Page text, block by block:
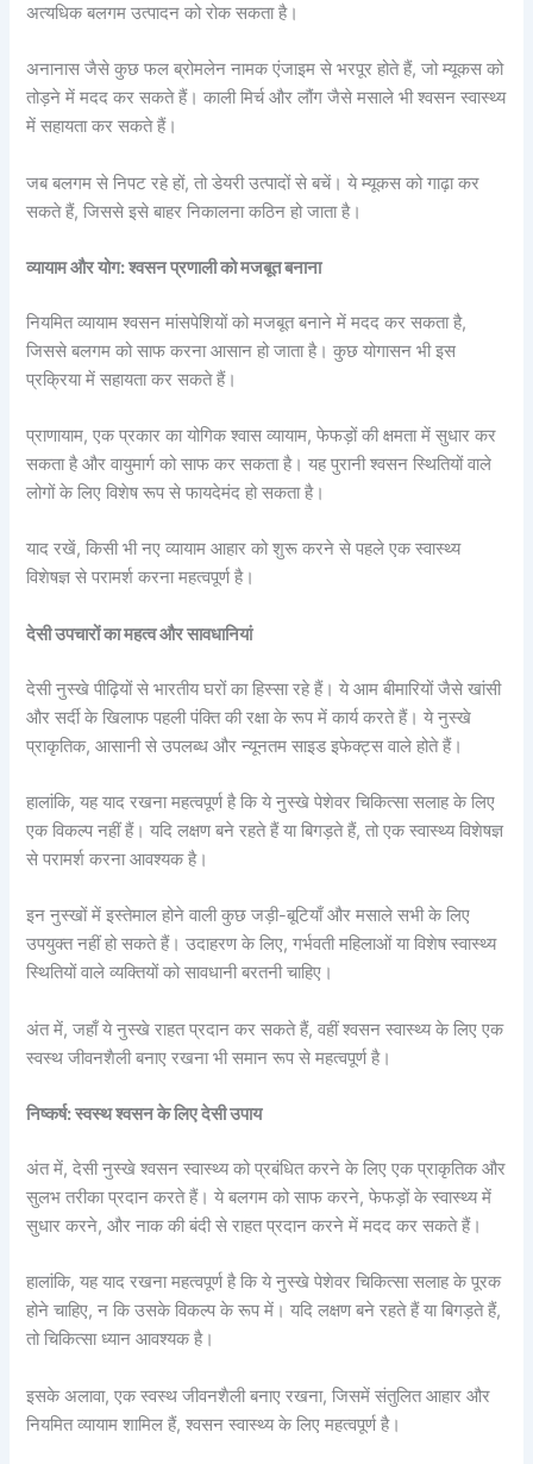
अत्यधिक बलगम उत्पादन को रोक सकता है।
अनानास जैसे कुछ फल ब्रोमलेन नामक एंजाइम से भरपूर होते हैं, जो म्यूकस को
तोड़ने में मदद कर सकते हैं। काली मिर्च और लौंग जैसे मसाले भी श्वसन स्वास्थ्य
में सहायता कर सकते हैं।
जब बलगम से निपट रहे हों, तो डेयरी उत्पादों से बचें। ये म्यूकस को गाढ़ा कर
सकते हैं, जिससे इसे बाहर निकालना कठिन हो जाता है।
व्यायाम और योग: श्वसन प्रणाली को मजबूत बनाना
नियमित व्यायाम श्वसन मांसपेशियों को मजबूत बनाने में मदद कर सकता है,
जिससे बलगम को साफ करना आसान हो जाता है। कुछ योगासन भी इस
प्रक्रिया में सहायता कर सकते हैं।
प्राणायाम, एक प्रकार का योगिक श्वास व्यायाम, फेफड़ों की क्षमता में सुधार कर
सकता है और वायुमार्ग को साफ कर सकता है। यह पुरानी श्वसन स्थितियों वाले
लोगों के लिए विशेष रूप से फायदेमंद हो सकता है।
याद रखें, किसी भी नए व्यायाम आहार को शुरू करने से पहले एक स्वास्थ्य
विशेषज्ञ से परामर्श करना महत्वपूर्ण है।
देसी उपचारों का महत्व और सावधानियां
देसी नुस्खे पीढ़ियों से भारतीय घरों का हिस्सा रहे हैं। ये आम बीमारियों जैसे खांसी
और सर्दी के खिलाफ पहली पंक्ति की रक्षा के रूप में कार्य करते हैं। ये नुस्खे
प्राकृतिक, आसानी से उपलब्ध और न्यूनतम साइड इफेक्ट्स वाले होते हैं।
हालांकि, यह याद रखना महत्वपूर्ण है कि ये नुस्खे पेशेवर चिकित्सा सलाह के लिए
एक विकल्प नहीं हैं। यदि लक्षण बने रहते हैं या बिगड़ते हैं, तो एक स्वास्थ्य विशेषज्ञ
से परामर्श करना आवश्यक है।
इन नुस्खों में इस्तेमाल होने वाली कुछ जड़ी-बूटियाँ और मसाले सभी के लिए
उपयुक्त नहीं हो सकते हैं। उदाहरण के लिए, गर्भवती महिलाओं या विशेष स्वास्थ्य
स्थितियों वाले व्यक्तियों को सावधानी बरतनी चाहिए।
अंत में, जहाँ ये नुस्खे राहत प्रदान कर सकते हैं, वहीं श्वसन स्वास्थ्य के लिए एक
स्वस्थ जीवनशैली बनाए रखना भी समान रूप से महत्वपूर्ण है।
निष्कर्ष: स्वस्थ श्वसन के लिए देसी उपाय
अंत में, देसी नुस्खे श्वसन स्वास्थ्य को प्रबंधित करने के लिए एक प्राकृतिक और
सुलभ तरीका प्रदान करते हैं। ये बलगम को साफ करने, फेफड़ों के स्वास्थ्य में
सुधार करने, और नाक की बंदी से राहत प्रदान करने में मदद कर सकते हैं।
हालांकि, यह याद रखना महत्वपूर्ण है कि ये नुस्खे पेशेवर चिकित्सा सलाह के पूरक
होने चाहिए, न कि उसके विकल्प के रूप में। यदि लक्षण बने रहते हैं या बिगड़ते हैं,
तो चिकित्सा ध्यान आवश्यक है।
इसके अलावा, एक स्वस्थ जीवनशैली बनाए रखना, जिसमें संतुलित आहार और
नियमित व्यायाम शामिल हैं, श्वसन स्वास्थ्य के लिए महत्वपूर्ण है।